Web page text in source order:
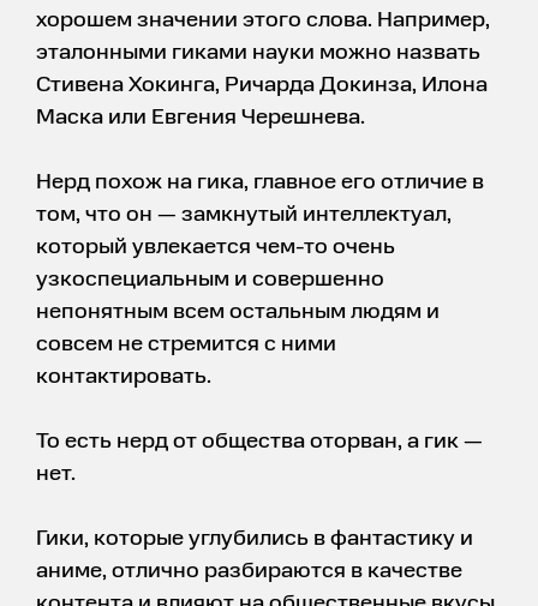
хорошем значении этого слова. Например,
эталонными гиками науки можно назвать
Стивена Хокинга, Ричарда Докинза, Илона
Маска или Евгения Черешнева.
Нерд похож на гика, главное его отличие в
том, что он — замкнутый интеллектуал,
который увлекается чем-то очень
узкоспециальным и совершенно
непонятным всем остальным людям и
совсем не стремится с ними
контактировать.
То есть нерд от общества оторван, а гик —
нет.
Гики, которые углубились в фантастику и
аниме, отлично разбираются в качестве